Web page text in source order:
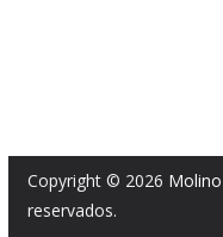
Copyright © 2026
reservados.